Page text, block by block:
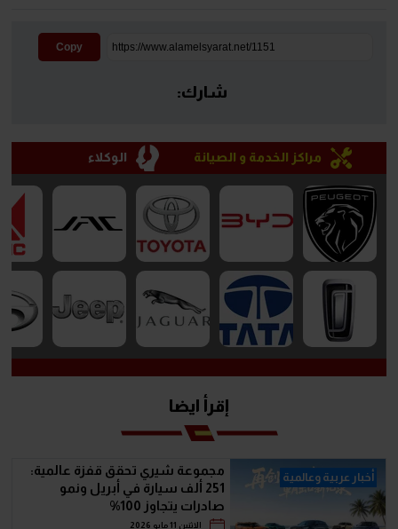
Copy
شارك:
مراكز الخدمة و الصيانة الوكلاء
إقرأ ايضا
أخبار عربية وعالمية
مجموعة شيري تحقق قفزة عالمية:
251 ألف سيارة في أبريل ونمو
صادرات يتجاوز 100%
الإثنين 11 مايو 2026